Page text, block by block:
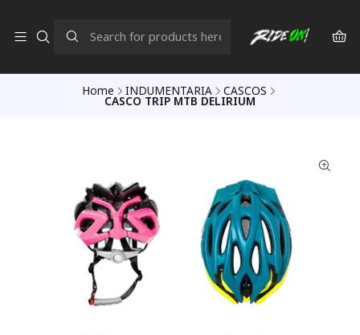
Home INDUMENTARIA CASCOS
CASCO TRIP MTB DELIRIUM